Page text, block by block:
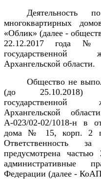
Деятельность
многоквартирных
«Облик» (далее -
22.12.2017 года
государственной
Архангельской области.
Общество не
(до 25.10.2018)
Архангельской
А-023/02-02/1018-н в
дома№ 15, корп. 2
Ответственность
предусмотрена
административные
Федерации (далее -